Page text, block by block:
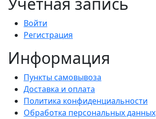
Войти
Регистрация
Информация
Пункты самовывоза
Доставка и оплата
Политика конфиденциальности
Обработка персональных данных